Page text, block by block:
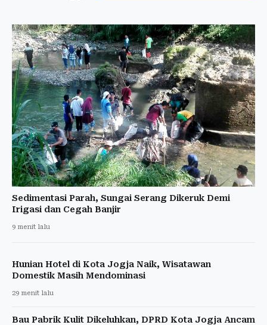
Sedimentasi Parah, Sungai Serang Dikeruk Demi
Irigasi dan Cegah Banjir
9 menit lalu
Hunian Hotel di Kota Jogja Naik, Wisatawan
Domestik Masih Mendominasi
29 menit lalu
Bau Pabrik Kulit Dikeluhkan, DPRD Kota Jogja Ancam